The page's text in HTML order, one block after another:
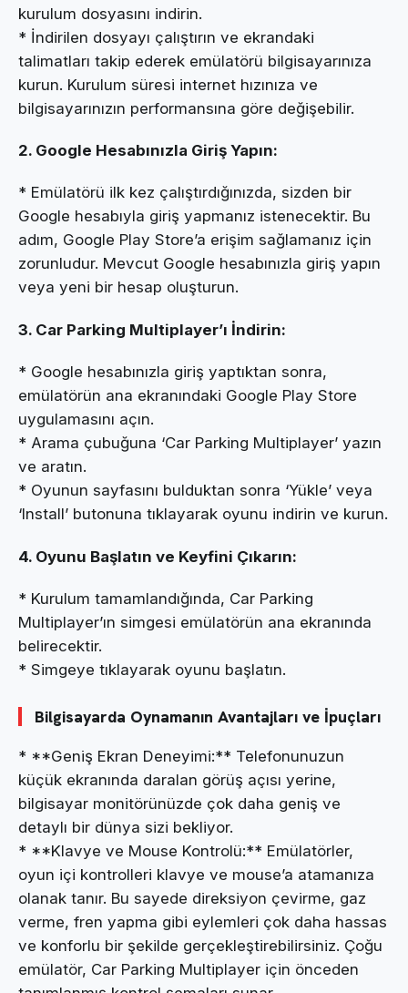
kurulum dosyasını indirin.
* İndirilen dosyayı çalıştırın ve ekrandaki
talimatları takip ederek emülatörü bilgisayarınıza
kurun. Kurulum süresi internet hızınıza ve
bilgisayarınızın performansına göre değişebilir.
2. Google Hesabınızla Giriş Yapın:
* Emülatörü ilk kez çalıştırdığınızda, sizden bir
Google hesabıyla giriş yapmanız istenecektir. Bu
adım, Google Play Store’a erişim sağlamanız için
zorunludur. Mevcut Google hesabınızla giriş yapın
veya yeni bir hesap oluşturun.
3. Car Parking Multiplayer’ı İndirin:
* Google hesabınızla giriş yaptıktan sonra,
emülatörün ana ekranındaki Google Play Store
uygulamasını açın.
* Arama çubuğuna ‘Car Parking Multiplayer’ yazın
ve aratın.
* Oyunun sayfasını bulduktan sonra ‘Yükle’ veya
‘Install’ butonuna tıklayarak oyunu indirin ve kurun.
4. Oyunu Başlatın ve Keyfini Çıkarın:
* Kurulum tamamlandığında, Car Parking
Multiplayer’ın simgesi emülatörün ana ekranında
belirecektir.
* Simgeye tıklayarak oyunu başlatın.
Bilgisayarda Oynamanın Avantajları ve İpuçları
* **Geniş Ekran Deneyimi:** Telefonunuzun
küçük ekranında daralan görüş açısı yerine,
bilgisayar monitörünüzde çok daha geniş ve
detaylı bir dünya sizi bekliyor.
* **Klavye ve Mouse Kontrolü:** Emülatörler,
oyun içi kontrolleri klavye ve mouse’a atamanıza
olanak tanır. Bu sayede direksiyon çevirme, gaz
verme, fren yapma gibi eylemleri çok daha hassas
ve konforlu bir şekilde gerçekleştirebilirsiniz. Çoğu
emülatör, Car Parking Multiplayer için önceden